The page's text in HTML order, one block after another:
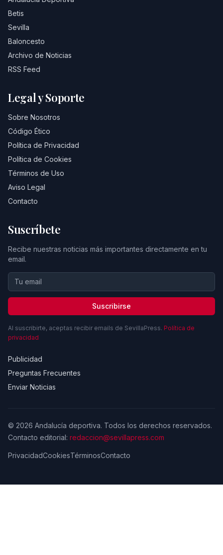
Betis
Sevilla
Baloncesto
Archivo de Noticias
RSS Feed
Legal y Soporte
Sobre Nosotros
Código Ético
Política de Privacidad
Política de Cookies
Términos de Uso
Aviso Legal
Contacto
Suscríbete
Recibe nuestras noticias más importantes directamente en tu
email.
Suscribirse
Al suscribirte, aceptas recibir emails de SevillaPress. Política de
privacidad
Publicidad
Preguntas Frecuentes
Enviar Noticias
© 2026 Andalucía deportiva. Todos los derechos reservados.
Contacto editorial: redaccion@sevillapress.com
PrivacidadCookiesTérminosContacto